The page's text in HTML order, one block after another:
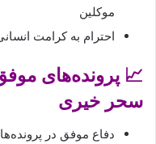
موکلین
احترام به کرامت
📈 پرونده‌های
سحر خیری
دفاع موفق در